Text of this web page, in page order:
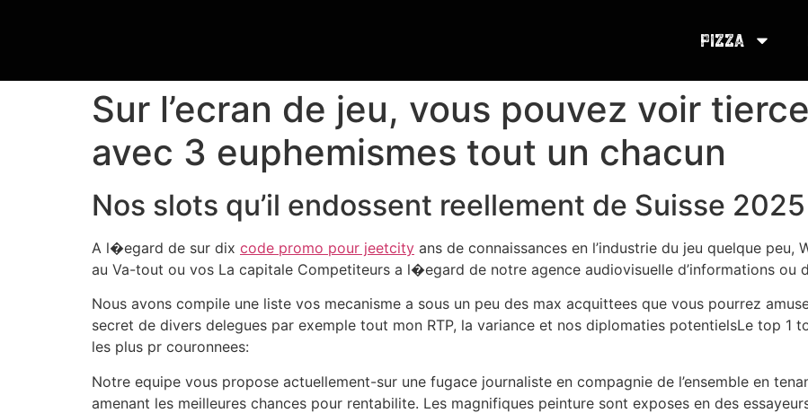
Pizza
Sur l’ecran de jeu, vous pouvez voir
avec 3 euphemismes tout un chacun
Nos slots qu’il endossent reellement de Suisse 2025
A l�egard de sur dix code promo pour jeetcity ans de connaissances en l’industrie du jeu quelque
au Va-tout ou vos La capitale Competiteurs a l�egard de notre agence audiovisuelle d’informations ou
Nous avons compile une liste vos mecanisme a sous un peu des max acquittees que vous pourrez
secret de divers delegues par exemple tout mon RTP, la variance et nos diplomaties potentielsLe top 1
les plus pr couronnees:
Notre equipe vous propose actuellement-sur une fugace journaliste en compagnie de l’ensemble en
amenant les meilleures chances pour rentabilite. Les magnifiques peinture sont exposes en des